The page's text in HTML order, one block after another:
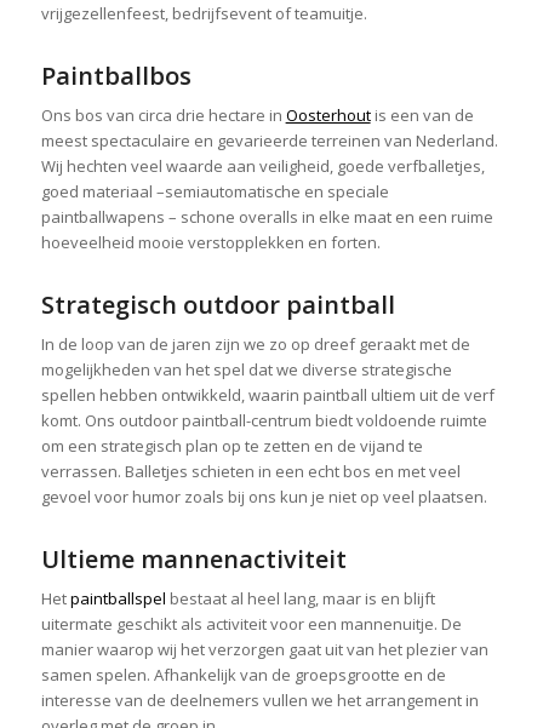
vrijgezellenfeest, bedrijfsevent of teamuitje.
Paintballbos
Ons bos van circa drie hectare in Oosterhoutis een van de
meest spectaculaire en gevarieerde terreinen van Nederland.
Wij hechten veel waarde aan veiligheid, goede verfballetjes,
goed materiaal –semiautomatische en speciale
paintballwapens – schone overalls in elke maat en een ruime
hoeveelheid mooie verstopplekken en forten.
Strategisch outdoor paintball
In de loop van de jaren zijn we zo op dreef geraakt met de
mogelijkheden van het spel dat we diverse strategische
spellen hebben ontwikkeld, waarin paintball ultiem uit de verf
komt. Ons outdoor paintball-centrum biedt voldoende ruimte
om een strategisch plan op te zetten en de vijand te
verrassen. Balletjes schieten in een echt bos en met veel
gevoel voor humor zoals bij ons kun je niet op veel plaatsen.
Ultieme mannenactiviteit
Hetpaintballspel bestaat al heel lang, maar is en blijft
uitermate geschikt als activiteit voor een mannenuitje. De
manier waarop wij het verzorgen gaat uit van het plezier van
samen spelen. Afhankelijk van de groepsgrootte en de
interesse van de deelnemers vullen we het arrangement in